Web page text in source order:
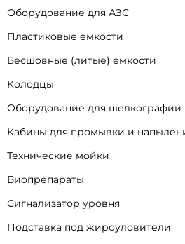
Оборудование для АЗС
Пластиковые емкости
Бесшовные (литые) емкости
Колодцы
Оборудование для шелкографии
Кабины для промывки и
Технические мойки
Биопрепараты
Сигнализатор уровня
Подставка под жироуловители